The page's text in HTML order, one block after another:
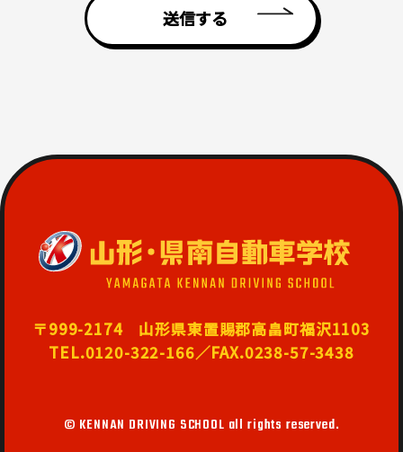
〒999-2174 山形県東置賜郡高畠町福沢1103
TEL.0120-322-166／FAX.0238-57-3438
© KENNAN DRIVING SCHOOL all rights reserved.